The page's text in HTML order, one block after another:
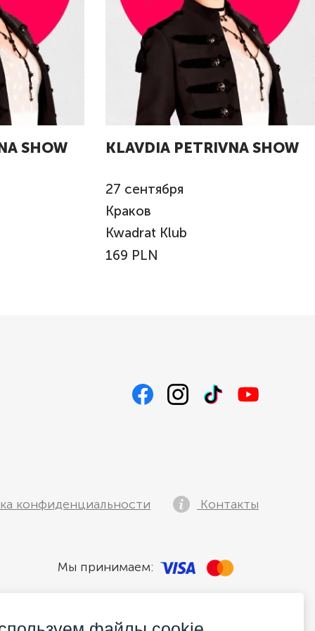
SHOW KLAVDIA PETRIVNA SHOW
27 сентября
Краков
Kwadrat Klub
169 PLN
конфиденциальности Контакты
Мы принимаем: